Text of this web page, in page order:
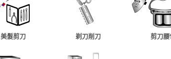
美髮剪刀 剃刀削刀 剪刀腰